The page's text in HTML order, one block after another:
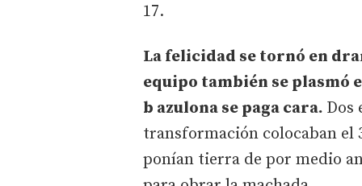
17.
La felicidad se tornó en
equipo también se plasmó
b azulona se paga cara. Dos
transformación colocaban el
ponían tierra de por medio